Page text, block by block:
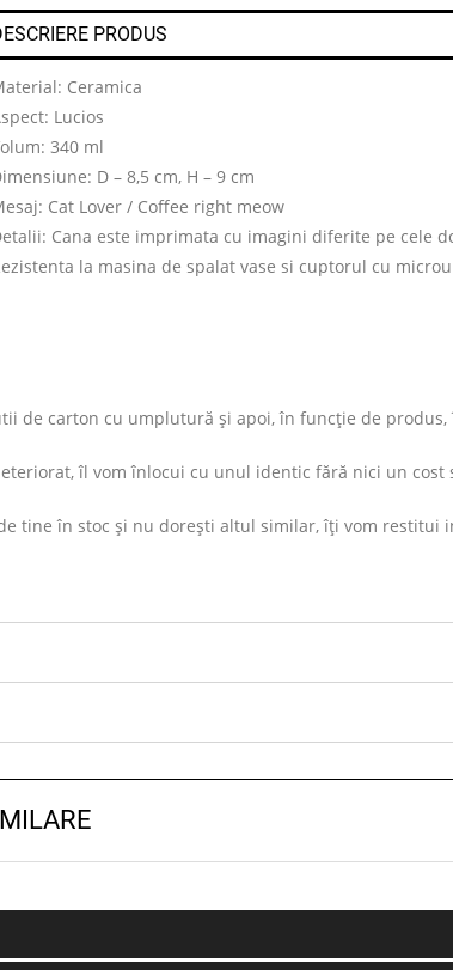
PRODUS
Ceramica
Lucios
340 ml
D – 8,5 cm, H – 9 cm
Cat Lover / Coffee right meow
Cana este imprimata cu imagini diferite pe cele
la masina de spalat vase si cuptorul cu
de carton cu umplutură și apoi, în funcție de
îl vom înlocui cu unul identic fără nici un cost
tine în stoc și nu dorești altul similar, îți vom restitui